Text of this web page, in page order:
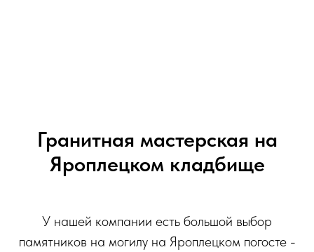
Гранитная мастерская на
Яроплецком кладбище
У нашей компании есть большой выбор
памятников на могилу на Яроплецком погосте -